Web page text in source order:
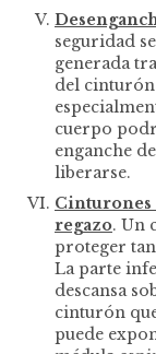
seguridad
generada
del cinturón
cuerpo
enganche
liberarse.
Cinturones
regazo. Un
proteger
La parte
descansa
cinturón
puede